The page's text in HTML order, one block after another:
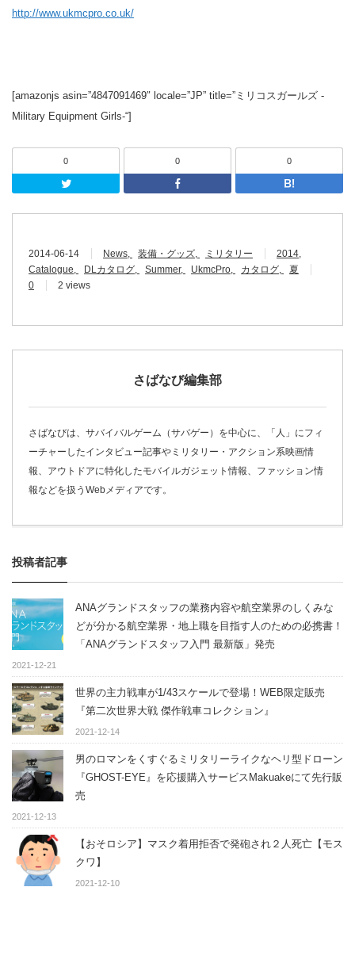
http://www.ukmcpro.co.uk/
[amazonjs asin=”4847091469″ locale=”JP” title=”ミリコスガールズ -
Military Equipment Girls-“]
0
Twitter
0
Facebook
0
2014-06-14 News 装備・グッズ ミリタリー
2014
Catalogue
DLカタログ Summer UkmcPro カタログ
夏
0
2 views
さばなび編集部
さばなびは、サバイバルゲーム（サバゲー）を中心に、「人」にフィ
ーチャーしたインタビュー記事やミリタリー・アクション系映画情
報、アウトドアに特化したモバイルガジェット情報、ファッション情
報などを扱うWebメディアです。
投稿者記事
ANAグランドスタッフの業務内容や航空業界のしくみな
どが分かる航空業界・地上職を目指す人のための必携書！
「ANAグランドスタッフ入門 最新版」発売
2021-12-21
世界の主力戦車が1/43スケールで登場！WEB限定販売
『第二次世界大戦 傑作戦車コレクション』
2021-12-14
男のロマンをくすぐるミリタリーライクなヘリ型ドローン
『GHOST-EYE』を応援購入サービスMakuakeにて先行販
売
2021-12-13
【おそロシア】マスク着用拒否で発砲され２人死亡【モス
クワ】
2021-12-10